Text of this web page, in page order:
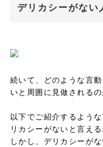
デリカシーがない
続いて、どのような言
いと周囲に見做される
以下でご紹介するよう
リカシーがないと言え
しかし、デリカシーが